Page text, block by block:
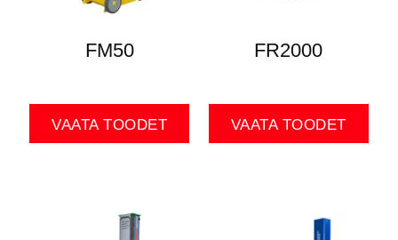
FM50
VAATA TOODET
FR2000
VAATA TOODET